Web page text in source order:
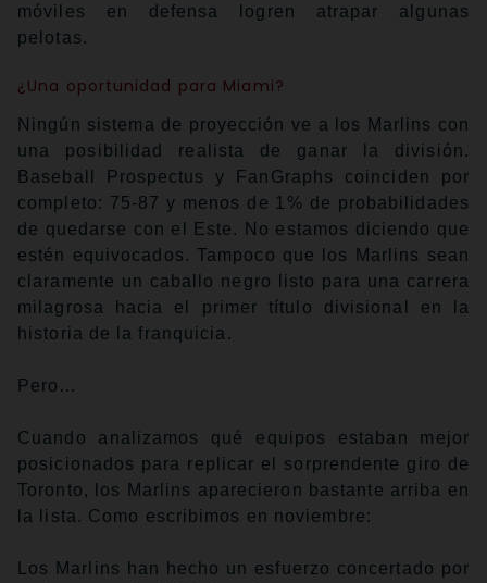
móviles en defensa logren atrapar algunas
pelotas.
¿Una oportunidad para Miami?
Ningún sistema de proyección ve a los Marlins con
una posibilidad realista de ganar la división.
Baseball Prospectus y FanGraphs coinciden por
completo: 75-87 y menos de 1% de probabilidades
de quedarse con el Este. No estamos diciendo que
estén equivocados. Tampoco que los Marlins sean
claramente un caballo negro listo para una carrera
milagrosa hacia el primer título divisional en la
historia de la franquicia.
Pero…
Cuando analizamos qué equipos estaban mejor
posicionados para replicar el sorprendente giro de
Toronto, los Marlins aparecieron bastante arriba en
la lista. Como escribimos en noviembre:
Los Marlins han hecho un esfuerzo concertado por